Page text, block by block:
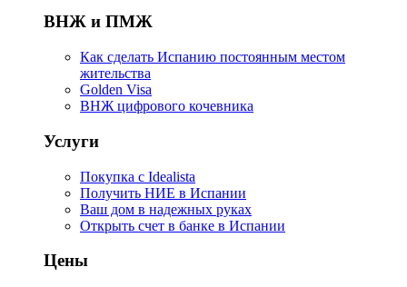
ВНЖ и ПМЖ
Как сделать Испанию постоянным местом
жительства
Golden Visa
ВНЖ цифрового кочевника
Услуги
Покупка с Idealista
Получить НИЕ в Испании
Ваш дом в надежных руках
Открыть счет в банке в Испании
Цены